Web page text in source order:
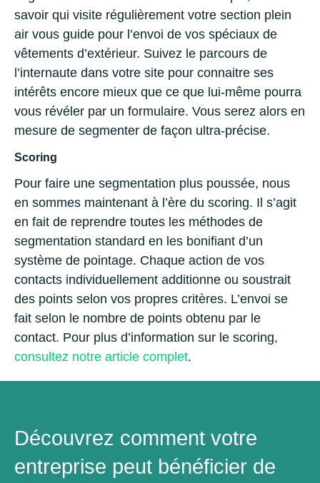
savoir qui visite régulièrement votre section plein
air vous guide pour l’envoi de vos spéciaux de
vêtements d’extérieur. Suivez le parcours de
l’internaute dans votre site pour connaitre ses
intérêts encore mieux que ce que lui-même pourra
vous révéler par un formulaire. Vous serez alors en
mesure de segmenter de façon ultra-précise.
Scoring
Pour faire une segmentation plus poussée, nous
en sommes maintenant à l’ère du scoring. Il s’agit
en fait de reprendre toutes les méthodes de
segmentation standard en les bonifiant d’un
système de pointage. Chaque action de vos
contacts individuellement additionne ou soustrait
des points selon vos propres critères. L’envoi se
fait selon le nombre de points obtenu par le
contact. Pour plus d’information sur le scoring,
consultez notre article complet.
Découvrez comment votre
entreprise peut bénéficier de